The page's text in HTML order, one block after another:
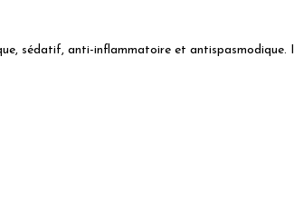
sédatif, anti-inflammatoire et